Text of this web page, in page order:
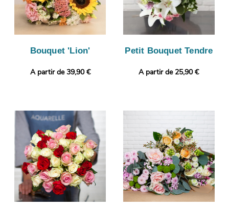
Bouquet 'Lion'
A partir de 39,90 €
Petit Bouquet Tendre
A partir de 25,90 €